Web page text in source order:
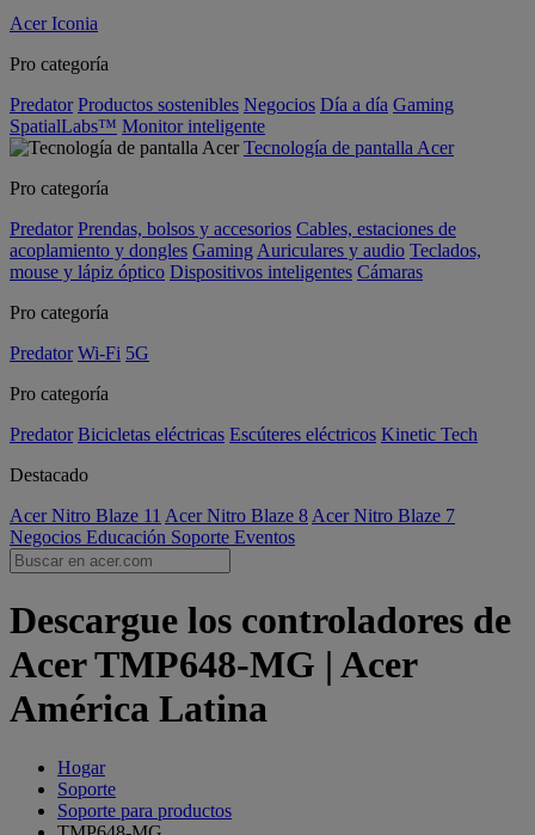
Acer Iconia
Pro categoría
Predator Productos sostenibles Negocios Día a día Gaming
SpatialLabs™ Monitor inteligente
Tecnología de pantalla Acer
Pro categoría
Predator Prendas, bolsos y accesorios Cables, estaciones de
acoplamiento y dongles Gaming Auriculares y audio Teclados,
mouse y lápiz óptico Dispositivos inteligentes Cámaras
Pro categoría
Predator Wi-Fi 5G
Pro categoría
Predator Bicicletas eléctricas Escúteres eléctricos Kinetic Tech
Destacado
Acer Nitro Blaze 11 Acer Nitro Blaze 8 Acer Nitro Blaze 7
Negocios Educación Soporte Eventos
Descargue los controladores de
Acer TMP648-MG | Acer
América Latina
Hogar
Soporte
Soporte para productos